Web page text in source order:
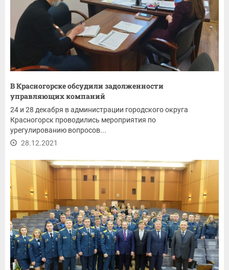
В Красногорске обсудили задолженности
управляющих компаний
24 и 28 декабря в администрации городского округа
Красногорск проводились мероприятия по
урегулированию вопросов...
28.12.2021